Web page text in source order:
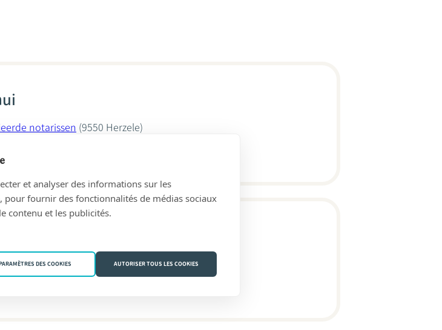
notarissen (9550 Herzele)
notarissen
(9550 Herzele)
et analyser des informations sur les
fournir des fonctionnalités de médias sociaux
contenu et les publicités.
DES COOKIES AUTORISER TOUS LES COOKIES